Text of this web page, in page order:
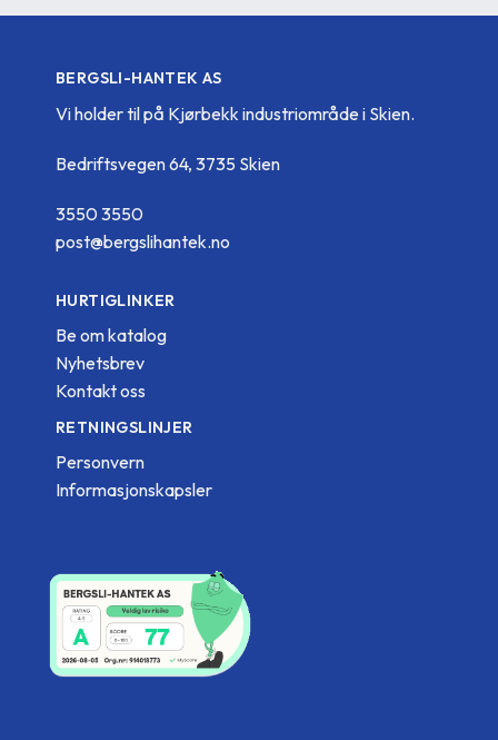
BERGSLI-HANTEK AS
Vi holder til på Kjørbekk industriområde i Skien.
Bedriftsvegen 64, 3735 Skien
3550 3550
post@bergslihantek.no
HURTIGLINKER
Be om katalog
Nyhetsbrev
Kontakt oss
RETNINGSLINJER
Personvern
Informasjonskapsler